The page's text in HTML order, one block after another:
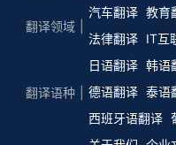
翻译领域
汽车翻译 教育
法律翻译
IT互
翻译语种
日语翻译 韩语
德语翻译 泰语
西班牙语翻译